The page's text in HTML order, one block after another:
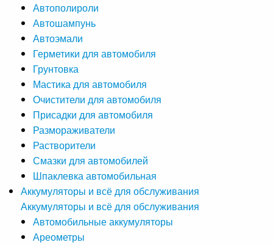
Автополироли
Автошампунь
Автоэмали
Герметики для автомобиля
Грунтовка
Мастика для автомобиля
Очистители для автомобиля
Присадки для автомобиля
Размораживатели
Растворители
Смазки для автомобилей
Шпаклевка автомобильная
Аккумуляторы и всё для обслуживания
Аккумуляторы и всё для обслуживания
Автомобильные аккумуляторы
Ареометры